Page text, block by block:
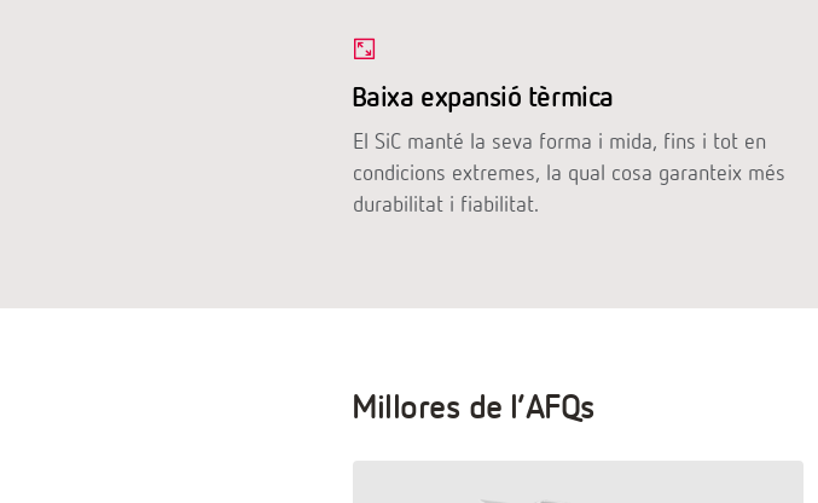
Baixa expansió tèrmica
El SiC manté la seva forma i mida, fins i tot en
condicions extremes, la qual cosa garanteix més
durabilitat i fiabilitat.
Millores de l’AFQs